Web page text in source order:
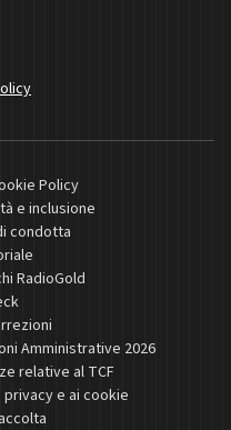
Policy
e inclusione
condotta
RadioGold
Amministrative 2026
relative al TCF
e ai cookie